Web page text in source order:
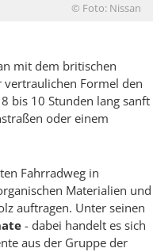
© Foto: Nissan
mit dem britischen
vertraulichen Formel den
bis 10 Stunden lang sanft
oder einem
Fahrradweg in
Materialien und
auftragen. Unter seinen
- dabei handelt es sich
aus der Gruppe der